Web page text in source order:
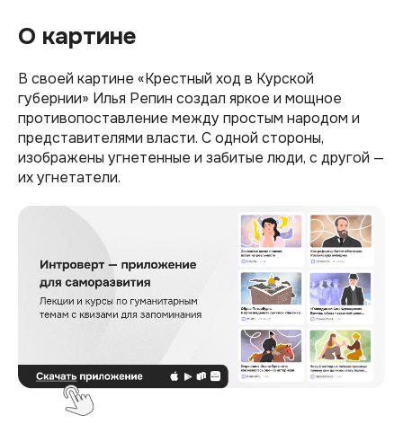
О картине
В своей картине «Крестный ход в Курской
губернии» Илья Репин создал яркое и мощное
противопоставление между простым народом и
представителями власти. С одной стороны,
изображены угнетенные и забитые люди, с другой —
их угнетатели.